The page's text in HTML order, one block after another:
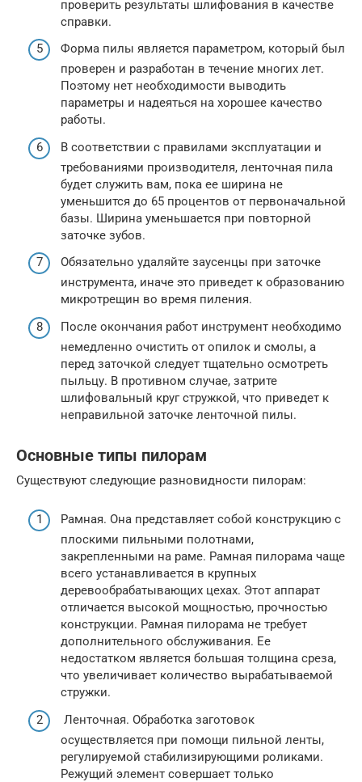
проверить результаты шлифования в качестве
справки.
Форма пилы является параметром, который был
проверен и разработан в течение многих лет.
Поэтому нет необходимости выводить
параметры и надеяться на хорошее качество
работы.
В соответствии с правилами эксплуатации и
требованиями производителя, ленточная пила
будет служить вам, пока ее ширина не
уменьшится до 65 процентов от первоначальной
базы. Ширина уменьшается при повторной
заточке зубов.
Обязательно удаляйте заусенцы при заточке
инструмента, иначе это приведет к образованию
микротрещин во время пиления.
После окончания работ инструмент необходимо
немедленно очистить от опилок и смолы, а
перед заточкой следует тщательно осмотреть
пыльцу. В противном случае, затрите
шлифовальный круг стружкой, что приведет к
неправильной заточке ленточной пилы.
Основные типы пилорам
Существуют следующие разновидности пилорам:
Рамная. Она представляет собой конструкцию с
плоскими пильными полотнами,
закрепленными на раме. Рамная пилорама чаще
всего устанавливается в крупных
деревообрабатывающих цехах. Этот аппарат
отличается высокой мощностью, прочностью
конструкции. Рамная пилорама не требует
дополнительного обслуживания. Ее
недостатком является большая толщина среза,
что увеличивает количество вырабатываемой
стружки.
Ленточная. Обработка заготовок
осуществляется при помощи пильной ленты,
регулируемой стабилизирующими роликами.
Режущий элемент совершает только